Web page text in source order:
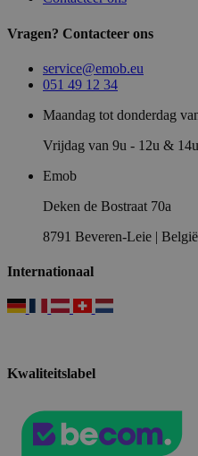
Vragen? Contacteer ons
service@emob.eu
051 49 12 34
Maandag tot donderdag
Vrijdag van 9u - 12u &
Emob
Deken de Bostraat 70a
8791 Beveren-Leie | België
Internationaal
Kwaliteitslabel